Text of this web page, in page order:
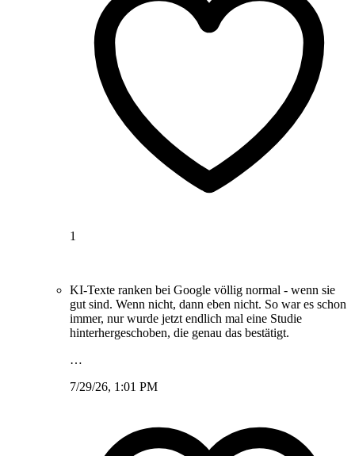
1
KI-Texte ranken bei Google völlig normal - wenn sie
gut sind. Wenn nicht, dann eben nicht. So war es schon
immer, nur wurde jetzt endlich mal eine Studie
hinterhergeschoben, die genau das bestätigt.
…
7/29/26, 1:01 PM